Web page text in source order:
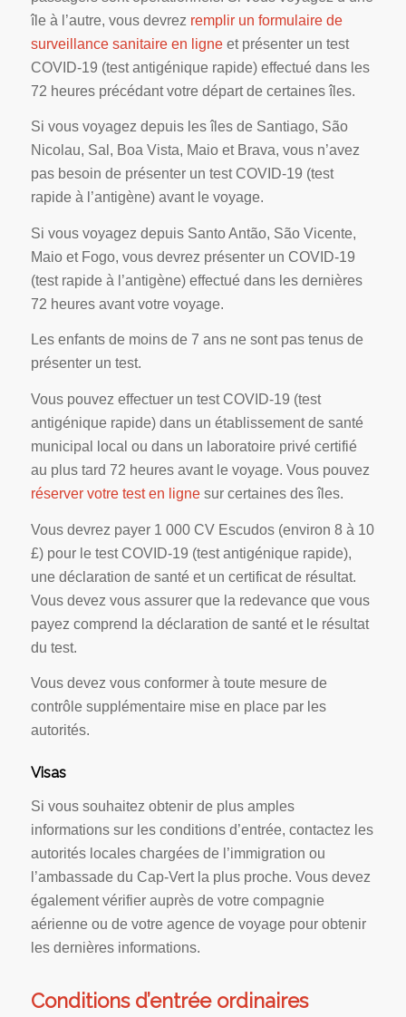
île à l’autre, vous devrez remplir un formulaire de
surveillance sanitaire en ligneet présenter un test
COVID-19 (test antigénique rapide) effectué dans les
72 heures précédant votre départ de certaines îles.
Si vous voyagez depuis les îles de Santiago, São
Nicolau, Sal, Boa Vista, Maio et Brava, vous n’avez
pas besoin de présenter un test COVID-19 (test
rapide à l’antigène) avant le voyage.
Si vous voyagez depuis Santo Antão, São Vicente,
Maio et Fogo, vous devrez présenter un COVID-19
(test rapide à l’antigène) effectué dans les dernières
72 heures avant votre voyage.
Les enfants de moins de 7 ans ne sont pas tenus de
présenter un test.
Vous pouvez effectuer un test COVID-19 (test
antigénique rapide) dans un établissement de santé
municipal local ou dans un laboratoire privé certifié
au plus tard 72 heures avant le voyage. Vous pouvez
réserver votre test en lignesur certaines des îles.
Vous devrez payer 1 000 CV Escudos (environ 8 à 10
£) pour le test COVID-19 (test antigénique rapide),
une déclaration de santé et un certificat de résultat.
Vous devez vous assurer que la redevance que vous
payez comprend la déclaration de santé et le résultat
du test.
Vous devez vous conformer à toute mesure de
contrôle supplémentaire mise en place par les
autorités.
Visas
Si vous souhaitez obtenir de plus amples
informations sur les conditions d’entrée, contactez les
autorités locales chargées de l’immigration ou
l’ambassade du Cap-Vert la plus proche. Vous devez
également vérifier auprès de votre compagnie
aérienne ou de votre agence de voyage pour obtenir
les dernières informations.
Conditions d’entrée ordinaires